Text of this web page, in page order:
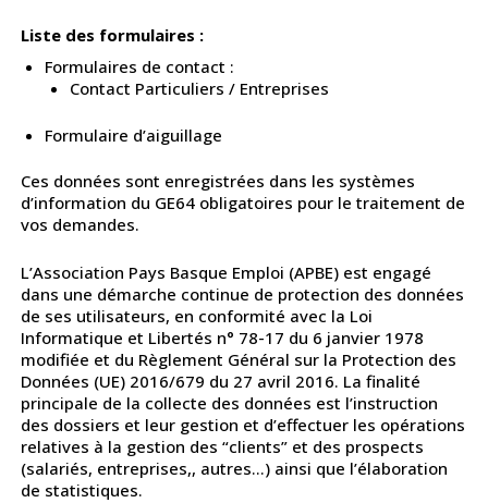
Liste des formulaires :
Formulaires de contact :
Contact Particuliers / Entreprises
Formulaire d’aiguillage
Ces données sont enregistrées dans les systèmes
d’information du GE64 obligatoires pour le traitement de
vos demandes.
L’Association Pays Basque Emploi (APBE) est engagé
dans une démarche continue de protection des données
de ses utilisateurs, en conformité avec la Loi
Informatique et Libertés n° 78-17 du 6 janvier 1978
modifiée et du Règlement Général sur la Protection des
Données (UE) 2016/679 du 27 avril 2016. La finalité
principale de la collecte des données est l’instruction
des dossiers et leur gestion et d’effectuer les opérations
relatives à la gestion des “clients” et des prospects
(salariés, entreprises,, autres…) ainsi que l’élaboration
de statistiques.